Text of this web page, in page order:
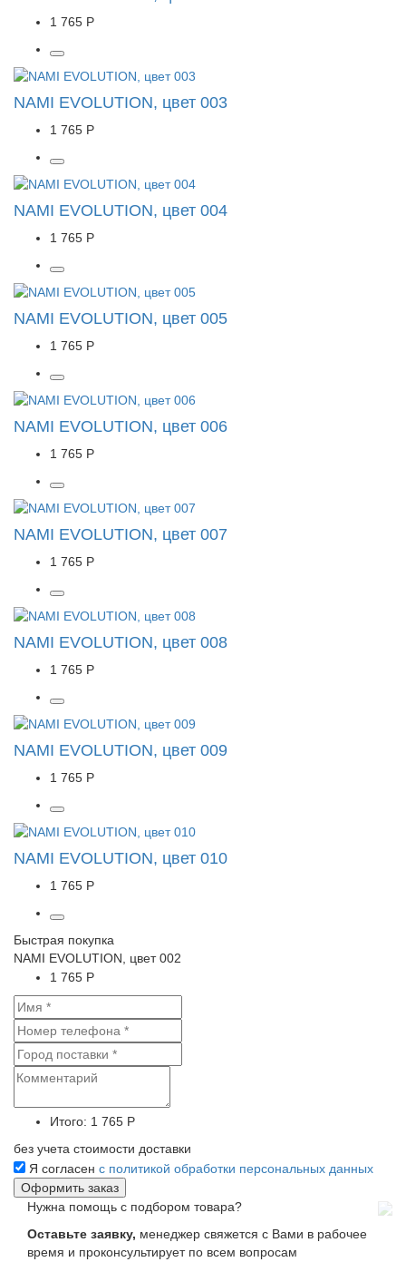
1 765 Р
NAMI EVOLUTION, цвет 003
1 765 Р
NAMI EVOLUTION, цвет 004
1 765 Р
NAMI EVOLUTION, цвет 005
1 765 Р
NAMI EVOLUTION, цвет 006
1 765 Р
NAMI EVOLUTION, цвет 007
1 765 Р
NAMI EVOLUTION, цвет 008
1 765 Р
NAMI EVOLUTION, цвет 009
1 765 Р
NAMI EVOLUTION, цвет 010
1 765 Р
Быстрая покупка
NAMI EVOLUTION, цвет 002
1 765 Р
Итого: 1 765 Р
без учета стоимости доставки
Я согласен с политикой обработки персональных данных
Нужна помощь с подбором товара?
Оставьте заявку, менеджер свяжется с Вами в рабочее
время и проконсультирует по всем вопросам